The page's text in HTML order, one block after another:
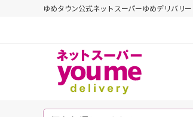
ゆめタウン公式ネットスーパーゆめデリバリー